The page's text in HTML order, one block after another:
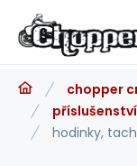
chopper
hodinky,